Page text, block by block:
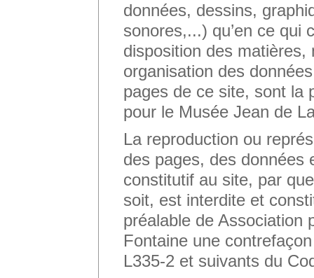
données, dessins,
sonores,...) qu’en ce qui
disposition des
organisation des
pages de ce site, sont la
pour le Musée Jean de
La reproduction ou
des pages, des données
constitutif au site, par
soit, est interdite et
préalable de Association
Fontaine une
L335-2 et suivants du